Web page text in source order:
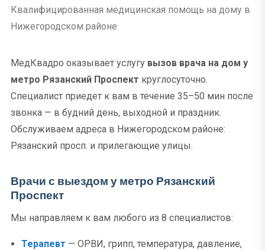
Квалифицированная медицинская помощь на дому в
Нижегородском районе
МедКвадро оказывает услугу вызов врача на дом у
метро Рязанский Проспект круглосуточно.
Специалист приедет к вам в течение 35–50 мин после
звонка — в будний день, выходной и праздник.
Обслуживаем адреса в Нижегородском районе:
Рязанский просп. и прилегающие улицы.
Врачи с выездом у метро Рязанский
Проспект
Мы направляем к вам любого из 8 специалистов:
Терапевт — ОРВИ, грипп, температура, давление,